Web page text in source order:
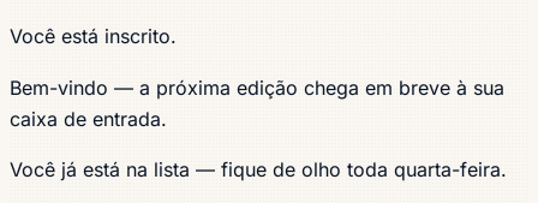
Você está inscrito.
Bem-vindo — a próxima edição chega em breve à sua
caixa de entrada.
Você já está na lista — fique de olho toda quarta-feira.